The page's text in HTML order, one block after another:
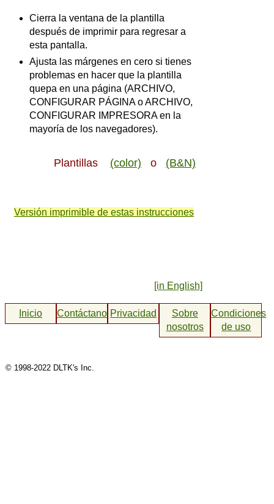
Cierra la ventana de la plantilla
después de imprimir para regresar a
esta pantalla.
Ajusta las márgenes en cero si tienes
problemas en hacer que la plantilla
quepa en una página (ARCHIVO,
CONFIGURAR PÁGINA o ARCHIVO,
CONFIGURAR IMPRESORA en la
mayoría de los navegadores).
Plantillas (color) o (B&N)
Versión imprimible de estas instrucciones
[in English]
Inicio ContáctanosPrivacidad
Sobre
nosotros
Condiciones
de uso
© 1998-2022 DLTK's Inc.